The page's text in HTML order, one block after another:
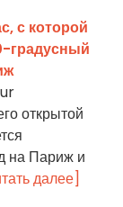
с которой
градусный
открытой
на Париж и
далее]